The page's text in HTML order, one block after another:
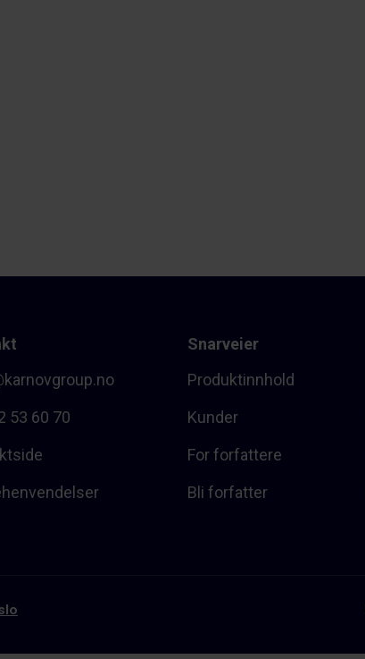
53 60 70
Snarveier
Produktinnhold
Kunder
For forfattere
Bli forfatter